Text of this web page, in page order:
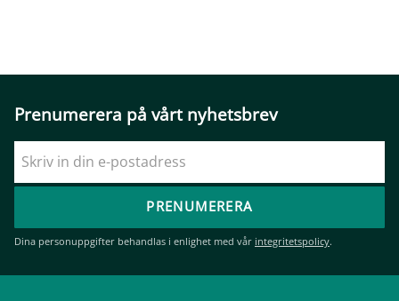
Prenumerera på vårt nyhetsbrev
PRENUMERERA
Dina personuppgifter behandlas i enlighet med vår integritetspolicy.